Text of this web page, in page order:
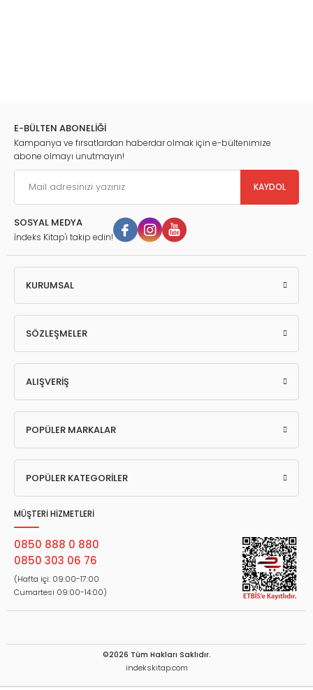
E-BÜLTEN ABONELİĞİ
Kampanya ve fırsatlardan haberdar olmak için e-bültenimize
abone olmayı unutmayın!
KAYDOL
SOSYAL MEDYA
İndeks Kitap'ı takip edin!
KURUMSAL
SÖZLEŞMELER
ALIŞVERİŞ
POPÜLER MARKALAR
POPÜLER KATEGORİLER
MÜŞTERİ HİZMETLERİ
0850 888 0 880
0850 303 06 76
(Hafta içi: 09:00-17:00
Cumartesi 09:00-14:00)
©2026 Tüm Hakları Saklıdır.
indekskitap.com